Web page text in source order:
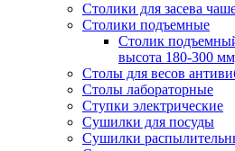
Столики для засева
Столики подъемные
Столик
высота 180-300
Столы для весов
Столы лабораторные
Ступки электрические
Сушилки для посуды
Сушилки